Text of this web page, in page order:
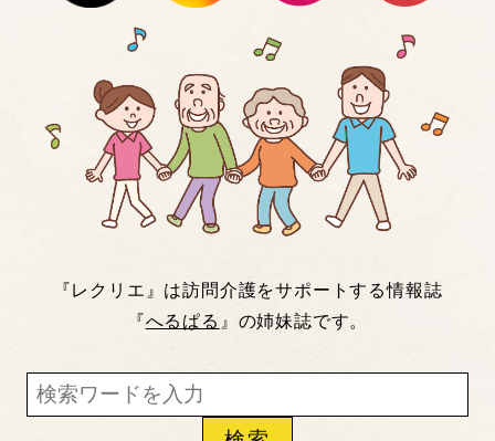
『レクリエ』は訪問介護をサポートする情報誌
『へるぱる 』の姉妹誌です。